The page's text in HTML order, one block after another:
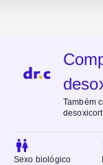
Também
Sexo biológico